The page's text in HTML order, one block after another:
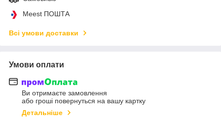
Meest ПОШТА
Всі умови доставки
Умови оплати
Ви отримаєте замовлення
або гроші повернуться на вашу картку
Детальніше